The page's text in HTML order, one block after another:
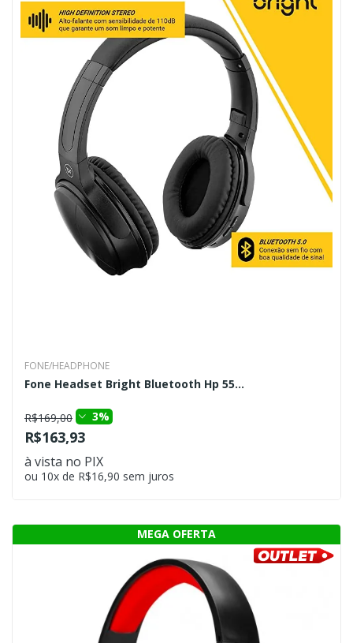
FONE/HEADPHONE
Fone Headset Bright Bluetooth Hp 55...
R$169,00 3%
R$163,93
à vista no PIX
ou 10x de R$16,90 sem juros